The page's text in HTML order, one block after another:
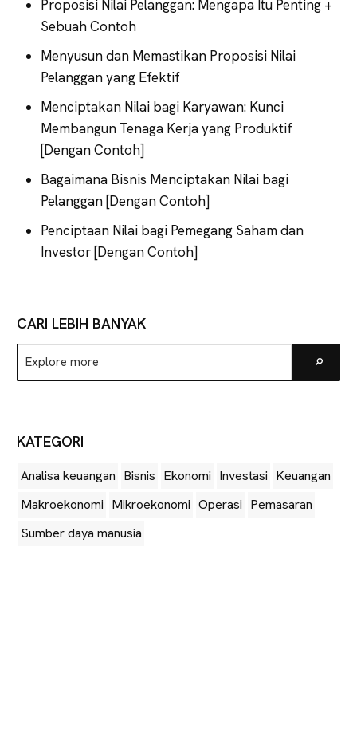
Proposisi Nilai Pelanggan: Mengapa Itu Penting +
Sebuah Contoh
Menyusun dan Memastikan Proposisi Nilai
Pelanggan yang Efektif
Menciptakan Nilai bagi Karyawan: Kunci
Membangun Tenaga Kerja yang Produktif
[Dengan Contoh]
Bagaimana Bisnis Menciptakan Nilai bagi
Pelanggan [Dengan Contoh]
Penciptaan Nilai bagi Pemegang Saham dan
Investor [Dengan Contoh]
CARI LEBIH BANYAK
Explore
more
KATEGORI
Analisa keuangan Bisnis Ekonomi Investasi Keuangan
Makroekonomi Mikroekonomi Operasi Pemasaran
Sumber daya manusia